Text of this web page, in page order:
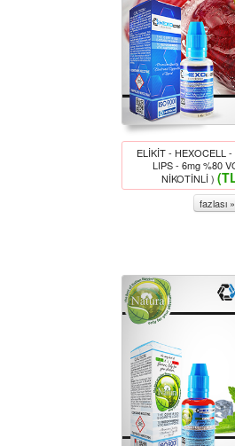
ELİKİT - HEXOCELL
LIPS - 6mg %80
NİKOTİNLİ )
fazlası »